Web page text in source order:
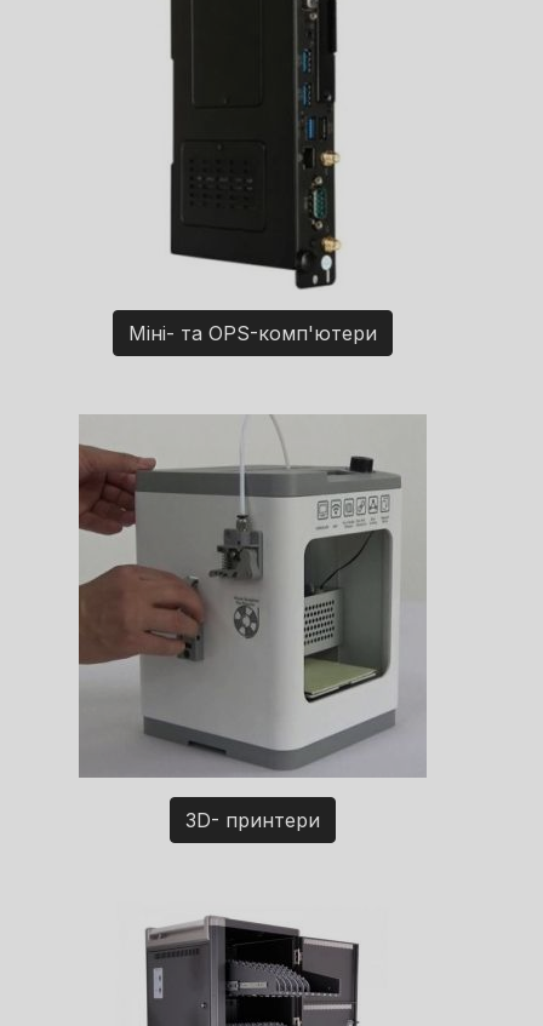
Міні- та OPS-комп'ютери
3D- принтери